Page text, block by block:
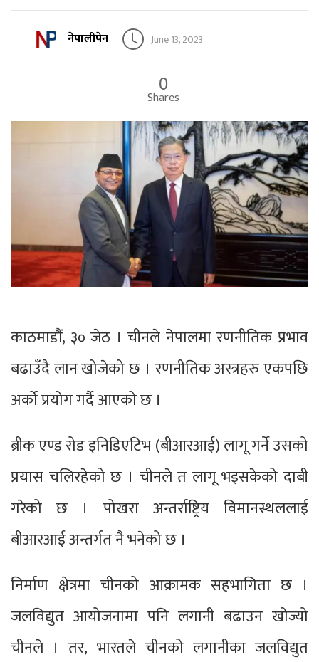
नेपालीपेन June 13, 2023
0
Shares
काठमाडौं, ३० जेठ । चीनले नेपालमा रणनीतिक प्रभाव
बढाउँदै लान खोजेको छ । रणनीतिक अस्त्रहरु एकपछि
अर्को प्रयोग गर्दै आएको छ ।
ब्रीक एण्ड रोड इनिडिएटिभ (बीआरआई) लागू गर्ने उसको
प्रयास चलिरहेको छ । चीनले त लागू भइसकेको दाबी
गरेको छ । पोखरा अन्तर्राष्ट्रिय विमानस्थललाई
बीआरआई अन्तर्गत नै भनेको छ ।
निर्माण क्षेत्रमा चीनको आक्रामक सहभागिता छ ।
जलविद्युत आयोजनामा पनि लगानी बढाउन खोज्यो
चीनले । तर, भारतले चीनको लगानीका जलविद्युत